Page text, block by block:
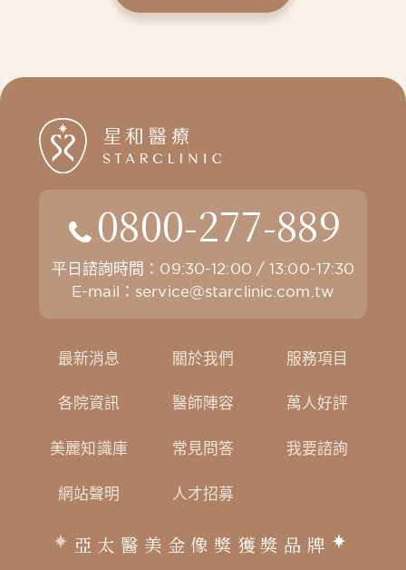
0800-277-889
平日諮詢時間：09:30-12:00 / 13:00-17:30
E-mail： service@starclinic.com.tw
最新消息 關於我們 服務項目
各院資訊 醫師陣容 萬人好評
美麗知識庫 常見問答 我要諮詢
網站聲明 人才招募
亞太醫美金像獎獲獎品牌